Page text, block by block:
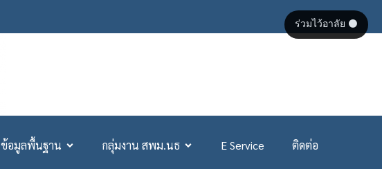
ข้อมูลพื้นฐาน กลุ่มงาน สพม.นธ E Service ติดต่อ
ร่วมไว้อาลัย ⚫